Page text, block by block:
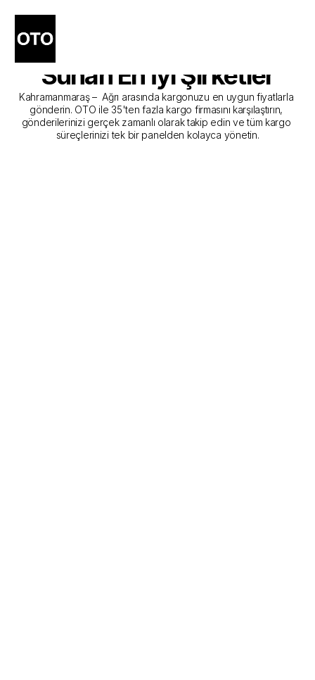
Kahramanmaraş - Ağrı
Kargo Gönderim Hizmeti
Sunan En İyi Şirketler
Kahramanmaraş –  Ağrı arasında kargonuzu en uygun fiyatlarla
gönderin. OTO ile 35'ten fazla kargo firmasını karşılaştırın,
gönderilerinizi gerçek zamanlı olarak takip edin ve tüm kargo
süreçlerinizi tek bir panelden kolayca yönetin.